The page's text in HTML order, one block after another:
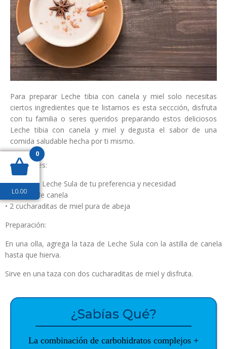
Para preparar Leche tibia con canela y miel solo necesitas
ciertos ingredientes que te listamos es esta seccción, disfruta
con tu familia o seres queridos preparando estos deliciosos
Leche tibia con canela y miel y degusta el sabor de una
comida saludable hecha por ti mismo.
Ingredientes:
• 1 taza de Leche Sula de tu preferencia y necesidad
• 1 astilla de canela
• 2 cucharaditas de miel pura de abeja
Preparación:
En una olla, agrega la taza de Leche Sula con la astilla de canela
hasta que hierva.
Sirve en una taza con dos cucharaditas de miel y disfruta.
¿Sabías Qué?
La combinación de carbohidratos complejos +
0
L0.00